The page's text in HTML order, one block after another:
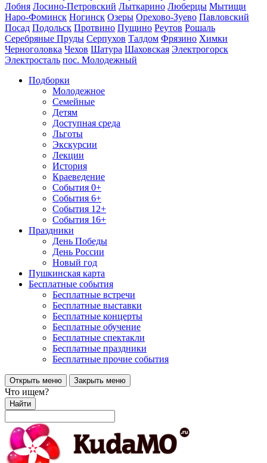
Лобня Лосино-Петровский Лыткарино Люберцы Мытищи
Наро-Фоминск Ногинск Озеры Орехово-Зуево Павловский
Посад Подольск Протвино Пущино Реутов Рошаль
Серебряные Пруды Серпухов Талдом Фрязино Химки
Черноголовка Чехов Шатура Шаховская Электрогорск
Электросталь пос. Молодежный
Подборки
Молодежное
Семейные
Детям
Доступная среда
Льготы
Экскурсии
Лекции
История
Краеведение
События 0+
События 6+
События 12+
События 16+
Праздники
День Победы
День России
Новый год
Пушкинская карта
Бесплатные события
Бесплатные встречи
Бесплатные выставки
Бесплатные концерты
Бесплатные обучение
Бесплатные спектакли
Бесплатные праздники
Бесплатные прочие события
Открыть меню Закрыть меню
Что ищем?
Найти